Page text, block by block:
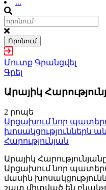
...
Որոնում
Մուտք Գրանցվել
Գրել
Արայիկ
2 րոպե
Արցախում նոր
խոսակցություններն
Հարությունյան
Արայիկ
Արցախում նոր
մասին
շատ միտված են